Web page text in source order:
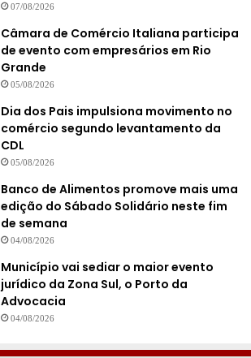
07/08/2026
Câmara de Comércio Italiana participa
de evento com empresários em Rio
Grande
05/08/2026
Dia dos Pais impulsiona movimento no
comércio segundo levantamento da
CDL
05/08/2026
Banco de Alimentos promove mais uma
edição do Sábado Solidário neste fim
de semana
04/08/2026
Município vai sediar o maior evento
jurídico da Zona Sul, o Porto da
Advocacia
04/08/2026